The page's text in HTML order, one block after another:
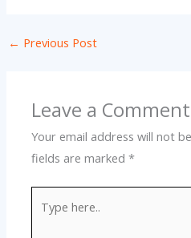
← Previous Post
Leave a Comment
Your email address will not
fields are marked*
here..